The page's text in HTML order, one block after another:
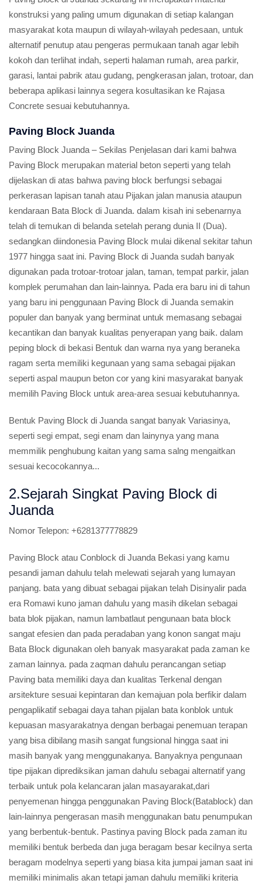
konstruksi yang paling umum digunakan di setiap kalangan
masyarakat kota maupun di wilayah-wilayah pedesaan, untuk
alternatif penutup atau pengeras permukaan tanah agar lebih
kokoh dan terlihat indah, seperti halaman rumah, area parkir,
garasi, lantai pabrik atau gudang, pengkerasan jalan, trotoar, dan
beberapa aplikasi lainnya segera kosultasikan ke Rajasa
Concrete sesuai kebutuhannya.
Paving Block Juanda
Paving Block Juanda – Sekilas Penjelasan dari kami bahwa
Paving Block merupakan material beton seperti yang telah
dijelaskan di atas bahwa paving block berfungsi sebagai
perkerasan lapisan tanah atau Pijakan jalan manusia ataupun
kendaraan Bata Block di Juanda. dalam kisah ini sebenarnya
telah di temukan di belanda setelah perang dunia II (Dua).
sedangkan diindonesia Paving Block mulai dikenal sekitar tahun
1977 hingga saat ini. Paving Block di Juanda sudah banyak
digunakan pada trotoar-trotoar jalan, taman, tempat parkir, jalan
komplek perumahan dan lain-lainnya. Pada era baru ini di tahun
yang baru ini penggunaan Paving Block di Juanda semakin
populer dan banyak yang berminat untuk memasang sebagai
kecantikan dan banyak kualitas penyerapan yang baik. dalam
peping block di bekasi Bentuk dan warna nya yang beraneka
ragam serta memiliki kegunaan yang sama sebagai pijakan
seperti aspal maupun beton cor yang kini masyarakat banyak
memilih Paving Block untuk area-area sesuai kebutuhannya.
Bentuk Paving Block di Juanda sangat banyak Variasinya,
seperti segi empat, segi enam dan lainynya yang mana
memmilik penghubung kaitan yang sama salng mengaitkan
sesuai kecocokannya...
2.Sejarah Singkat Paving Block di
Juanda
Nomor Telepon: +6281377778829
Paving Block atau Conblock di Juanda Bekasi yang kamu
pesandi jaman dahulu telah melewati sejarah yang lumayan
panjang. bata yang dibuat sebagai pijakan telah Disinyalir pada
era Romawi kuno jaman dahulu yang masih dikelan sebagai
bata blok pijakan, namun lambatlaut pengunaan bata block
sangat efesien dan pada peradaban yang konon sangat maju
Bata Block digunakan oleh banyak masyarakat pada zaman ke
zaman lainnya. pada zaqman dahulu perancangan setiap
Paving bata memiliki daya dan kualitas Terkenal dengan
arsitekture sesuai kepintaran dan kemajuan pola berfikir dalam
pengaplikatif sebagai daya tahan pijalan bata konblok untuk
kepuasan masyarakatnya dengan berbagai penemuan terapan
yang bisa dibilang masih sangat fungsional hingga saat ini
masih banyak yang menggunakanya. Banyaknya pengunaan
tipe pijakan diprediksikan jaman dahulu sebagai alternatif yang
terbaik untuk pola kelancaran jalan masayarakat,dari
penyemenan hingga penggunakan Paving Block(Batablock) dan
lain-lainnya pengerasan masih menggunakan batu penumpukan
yang berbentuk-bentuk. Pastinya paving Block pada zaman itu
memiliki bentuk berbeda dan juga beragam besar kecilnya serta
beragam modelnya seperti yang biasa kita jumpai jaman saat ini
memiliki minimalis akan tetapi jaman dahulu memiliki kriteria